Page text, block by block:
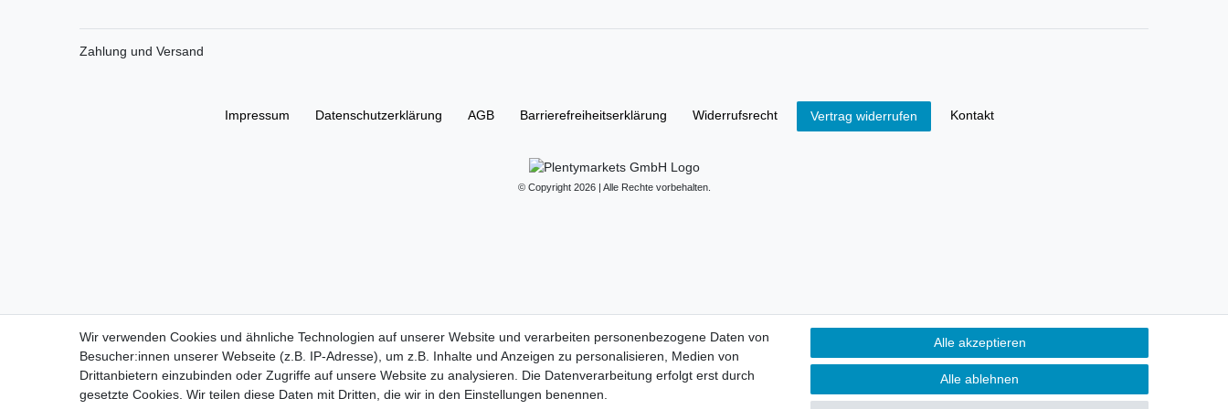
Zahlung und Versand
Impressum Daten­schutz­erklärung AGB Barrierefreiheitserklärung Widerrufs­recht Vertrag widerrufen Kontakt
© Copyright 2026 | Alle Rechte vorbehalten.
Wir verwenden Cookies und ähnliche Technologien auf unserer Website und verarbeiten personenbezogene Daten von
Besucher:innen unserer Webseite (z.B. IP-Adresse), um z.B. Inhalte und Anzeigen zu personalisieren, Medien von
Drittanbietern einzubinden oder Zugriffe auf unsere Website zu analysieren. Die Datenverarbeitung erfolgt erst durch
gesetzte Cookies. Wir teilen diese Daten mit Dritten, die wir in den Einstellungen benennen.
Alle akzeptieren
Alle ablehnen